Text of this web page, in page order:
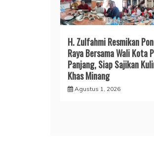
H. Zulfahmi Resmikan
Raya Bersama Wali Kota
Panjang, Siap Sajikan
Khas Minang
Agustus 1, 2026